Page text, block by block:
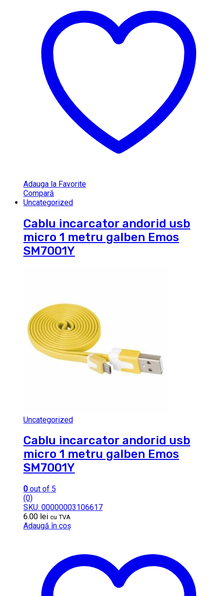
Adauga la Favorite
Compară
Uncategorized
Cablu incarcator andorid usb
micro 1 metru galben Emos
SM7001Y
Uncategorized
Cablu incarcator andorid usb
micro 1 metru galben Emos
SM7001Y
0 out of 5
(0)
SKU: 00000003106617
6.00 lei cu TVA
Adaugă în coș